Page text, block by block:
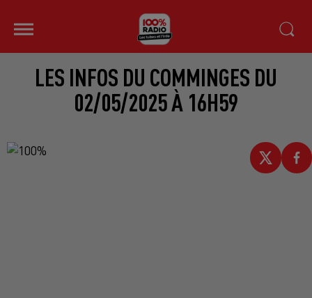
LES INFOS DU COMMINGES DU
02/05/2025 À 16H59